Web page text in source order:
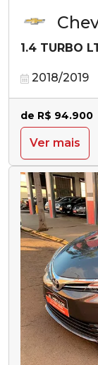
1.4 TURBO
2018/2019
de R$ 94.900
Ver mais